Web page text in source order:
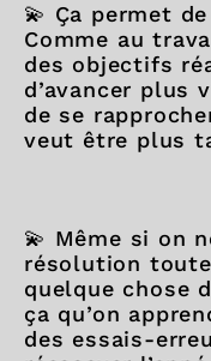
💫 Ça permet
Comme au
des objectifs
d’avancer plus
de se
veut être plus
💫 Même si on
résolution toute
quelque chose
ça qu’on
des essais-